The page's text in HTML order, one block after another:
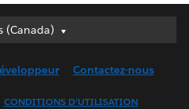
(Canada)
(Canada)
(UK)
Contactez-nous
CONDITIONS D’UTILISATION